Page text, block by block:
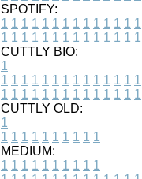
SPOTIFY:
1 1 1 1 1 1 1 1 1 1 1 1 1 1
1 1 1 1 1 1 1 1 1 1 1 1 1 1
CUTTLY BIO:
1
1 1 1 1 1 1 1 1 1 1 1 1 1 1
1 1 1 1 1 1 1 1 1 1 1 1 1 1
CUTTLY OLD:
1
1 1 1 1 1 1 1 1 1 1
MEDIUM:
1 1 1 1 1 1 1 1 1 1